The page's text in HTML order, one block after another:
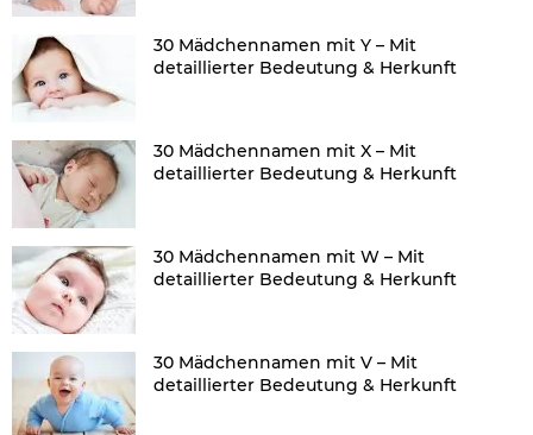
30 Mädchennamen mit Y – Mit
detaillierter Bedeutung & Herkunft
30 Mädchennamen mit X – Mit
detaillierter Bedeutung & Herkunft
30 Mädchennamen mit W – Mit
detaillierter Bedeutung & Herkunft
30 Mädchennamen mit V – Mit
detaillierter Bedeutung & Herkunft